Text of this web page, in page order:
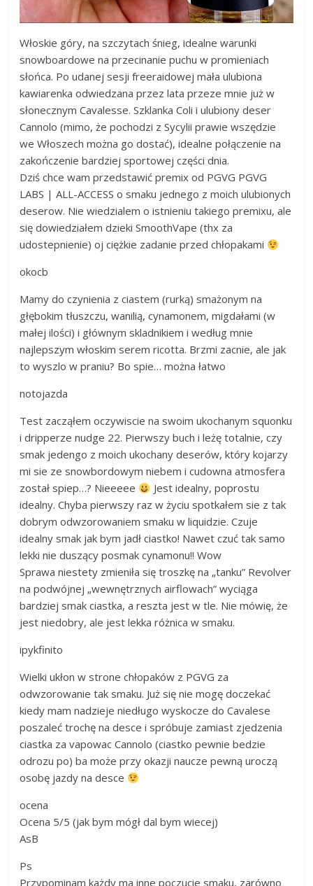
Włoskie góry, na szczytach śnieg, idealne warunki
snowboardowe na przecinanie puchu w promieniach
słońca. Po udanej sesji freeraidowej mała ulubiona
kawiarenka odwiedzana przez lata przeze mnie już w
słonecznym Cavalesse. Szklanka Coli i ulubiony deser
Cannolo (mimo, że pochodzi z Sycylii prawie wszędzie
we Włoszech można go dostać), idealne połączenie na
zakończenie bardziej sportowej części dnia.
Dziś chce wam przedstawić premix od PGVG PGVG
LABS | ALL-ACCESS o smaku jednego z moich ulubionych
deserow. Nie wiedzialem o istnieniu takiego premixu, ale
się dowiedziałem dzieki SmoothVape (thx za
udostepnienie) oj ciężkie zadanie przed chłopakami
okocb
Mamy do czynienia z ciastem (rurką) smażonym na
głębokim tłuszczu, wanilią, cynamonem, migdałami (w
małej ilości) i głównym skladnikiem i według mnie
najlepszym włoskim serem ricotta. Brzmi zacnie, ale jak
to wyszlo w praniu? Bo spie… można łatwo
notojazda
Test zacząłem oczywiscie na swoim ukochanym squonku
i dripperze nudge 22. Pierwszy buch i leżę totalnie, czy
smak jedengo z moich ukochany deserów, który kojarzy
mi sie ze snowbordowym niebem i cudowna atmosfera
został spiep…? Nieeeee
Jest idealny, poprostu
idealny. Chyba pierwszy raz w życiu spotkałem sie z tak
dobrym odwzorowaniem smaku w liquidzie. Czuje
idealny smak jak bym jadł ciastko! Nawet czuć tak samo
lekki nie duszący posmak cynamonu!! Wow
Sprawa niestety zmieniła się troszkę na „tanku” Revolver
na podwójnej „wewnętrznych airflowach” wyciąga
bardziej smak ciastka, a reszta jest w tle. Nie mówię, że
jest niedobry, ale jest lekka różnica w smaku.
ipykfinito
Wielki ukłon w strone chłopaków z PGVG za
odwzorowanie tak smaku. Już się nie mogę doczekać
kiedy mam nadzieje niedługo wyskocze do Cavalese
poszaleć trochę na desce i spróbuje zamiast zjedzenia
ciastka za vapowac Cannolo (ciastko pewnie bedzie
odrozu po) ba może przy okazji naucze pewną uroczą
osobę jazdy na desce
ocena
Ocena 5/5 (jak bym mógł dal bym wiecej)
AsB
Ps
Przypominam każdy ma inne poczucie smaku, zarówno